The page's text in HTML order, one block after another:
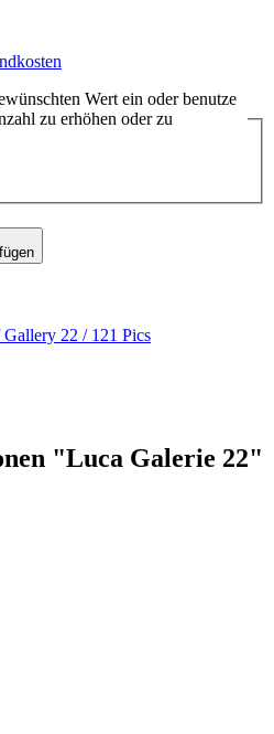
Wert ein oder benutze
zu erhöhen oder zu
22 / 121 Pics
"Luca Galerie 22"